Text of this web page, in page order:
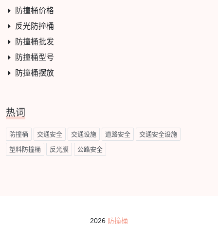
防撞桶价格
反光防撞桶
防撞桶批发
防撞桶型号
防撞桶摆放
热词
防撞桶 交通安全 交通设施 道路安全 交通安全设施
塑料防撞桶 反光膜 公路安全
2026 防撞桶